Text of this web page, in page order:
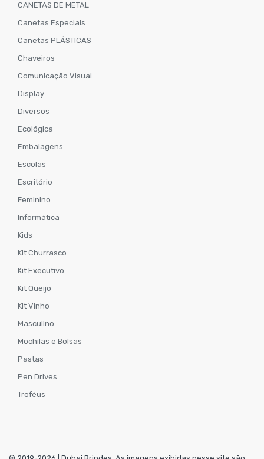
CANETAS DE METAL
Canetas Especiais
Canetas PLÁSTICAS
Chaveiros
Comunicação Visual
Display
Diversos
Ecológica
Embalagens
Escolas
Escritório
Feminino
Informática
Kids
Kit Churrasco
Kit Executivo
Kit Queijo
Kit Vinho
Masculino
Mochilas e Bolsas
Pastas
Pen Drives
Troféus